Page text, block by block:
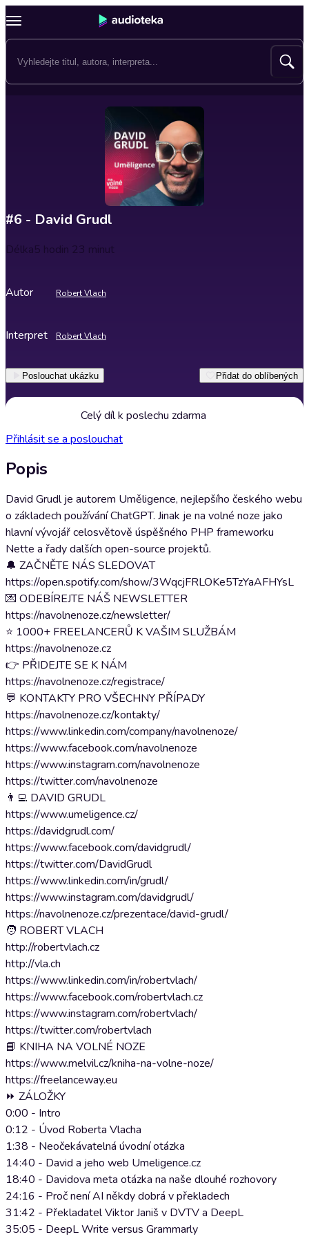
#6 - David Grudl
Délka5 hodin 23 minut
Autor Robert Vlach
Interpret Robert Vlach
Poslouchat ukázku Přidat do oblíbených
Celý díl k poslechu zdarma
Přihlásit se a poslouchat
Popis
David Grudl je autorem Uměligence, nejlepšího českého webu
o základech používání ChatGPT. Jinak je na volné noze jako
hlavní vývojář celosvětově úspěšného PHP frameworku
Nette a řady dalších open-source projektů.
🔔 ZAČNĚTE NÁS SLEDOVAT
https://open.spotify.com/show/3WqcjFRLOKe5TzYaAFHYsL
💌 ODEBÍREJTE NÁŠ NEWSLETTER
https://navolnenoze.cz/newsletter/
⭐ 1000+ FREELANCERŮ K VAŠIM SLUŽBÁM
https://navolnenoze.cz
👉 PŘIDEJTE SE K NÁM
https://navolnenoze.cz/registrace/
💬 KONTAKTY PRO VŠECHNY PŘÍPADY
https://navolnenoze.cz/kontakty/
https://www.linkedin.com/company/navolnenoze/
https://www.facebook.com/navolnenoze
https://www.instagram.com/navolnenoze
https://twitter.com/navolnenoze
👨‍💻 DAVID GRUDL
https://www.umeligence.cz/
https://davidgrudl.com/
https://www.facebook.com/davidgrudl/
https://twitter.com/DavidGrudl
https://www.linkedin.com/in/grudl/
https://www.instagram.com/davidgrudl/
https://navolnenoze.cz/prezentace/david-grudl/
🧑 ROBERT VLACH
http://robertvlach.cz
http://vla.ch
https://www.linkedin.com/in/robertvlach/
https://www.facebook.com/robertvlach.cz
https://www.instagram.com/robertvlach/
https://twitter.com/robertvlach
📘 KNIHA NA VOLNÉ NOZE
https://www.melvil.cz/kniha-na-volne-noze/
https://freelanceway.eu
⏩ ZÁLOŽKY
0:00 - Intro
0:12 - Úvod Roberta Vlacha
1:38 - Neočekávatelná úvodní otázka
14:40 - David a jeho web Umeligence.cz
18:40 - Davidova meta otázka na naše dlouhé rozhovory
24:16 - Proč není AI někdy dobrá v překladech
31:42 - Překladatel Viktor Janiš v DVTV a DeepL
35:05 - DeepL Write versus Grammarly